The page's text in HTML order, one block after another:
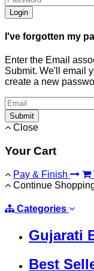
Login
I've forgotten my
Enter the Email
Submit. We'll email
create a new
Submit
Close
Your Cart
Pay & Finish
Continue
Categories
Gujarati
Best